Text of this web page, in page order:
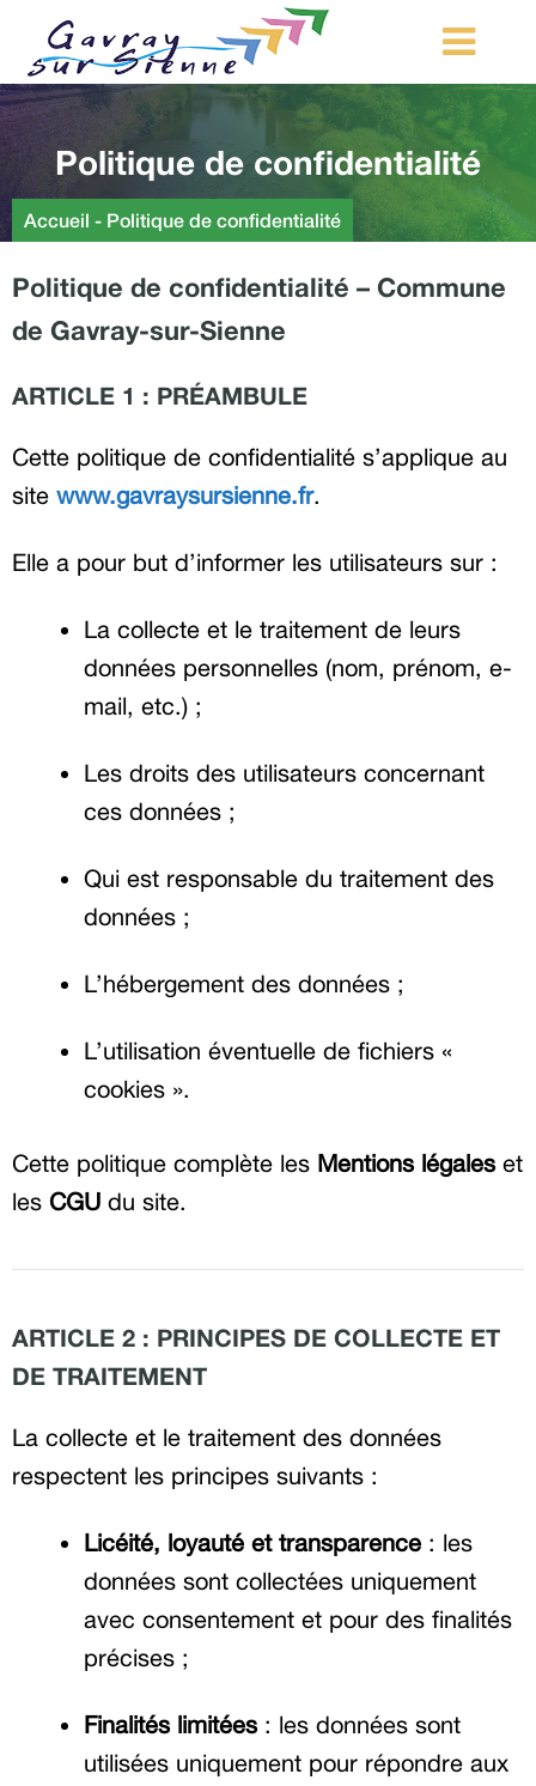
MA COMMUNE
MON QUOTIDIEN
LOISIRS ET TOURISME
Politique de confidentialité
Accueil - Politique de confidentialité
Politique de confidentialité – Commune
de Gavray-sur-Sienne
ARTICLE 1 : PRÉAMBULE
Cette politique de confidentialité s’applique au
site www.gavraysursienne.fr.
Elle a pour but d’informer les utilisateurs sur :
La collecte et le traitement de leurs
données personnelles (nom, prénom, e-
mail, etc.) ;
Les droits des utilisateurs concernant
ces données ;
Qui est responsable du traitement des
données ;
L’hébergement des données ;
L’utilisation éventuelle de fichiers «
cookies ».
Cette politique complète les Mentions légaleset
les CGU du site.
ARTICLE 2 : PRINCIPES DE COLLECTE ET
DE TRAITEMENT
La collecte et le traitement des données
respectent les principes suivants :
Licéité, loyauté et transparence : les
données sont collectées uniquement
avec consentement et pour des finalités
précises ;
Finalités limitées: les données sont
utilisées uniquement pour répondre aux